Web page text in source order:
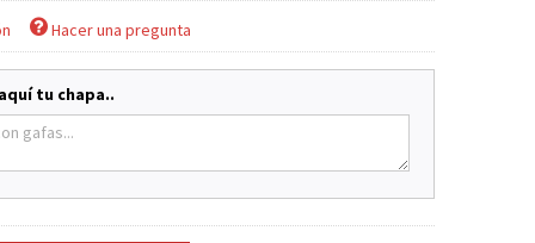
Hacer una pregunta
tu chapa..